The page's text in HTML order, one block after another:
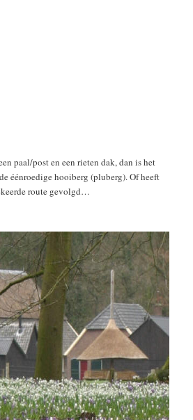
paal/post en een rieten dak, dan is het
éénroedige hooiberg (pluberg). Of heeft
route gevolgd…